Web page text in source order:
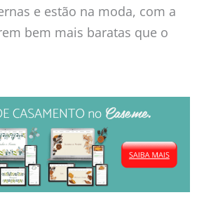
e estão na moda, com a
bem mais baratas que o